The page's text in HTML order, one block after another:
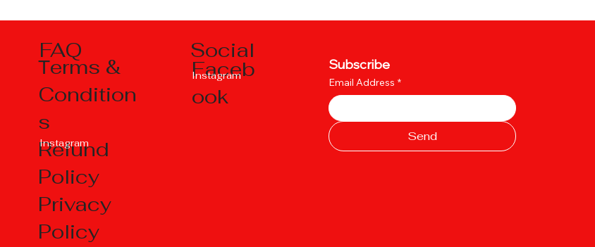
FAQ
Тerms &
Condition
s
Refund
Policy
Privacy
Policy
Instagram
Social
Faceb
ook
Instagram
Subscribe
Email Address *
Send